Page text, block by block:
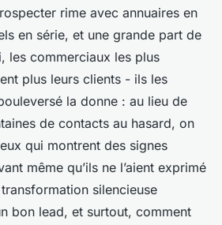
innovantes pour
leads grâce à l'IA
• 9 min de lecture
rime avec annuaires en
en série, et une grande part de
les commerciaux les plus
plus leurs clients - ils les
la donne : au lieu de
de contacts au hasard, on
qui montrent des signes
même qu’ils ne l’aient exprimé
silencieuse
bon lead, et surtout, comment